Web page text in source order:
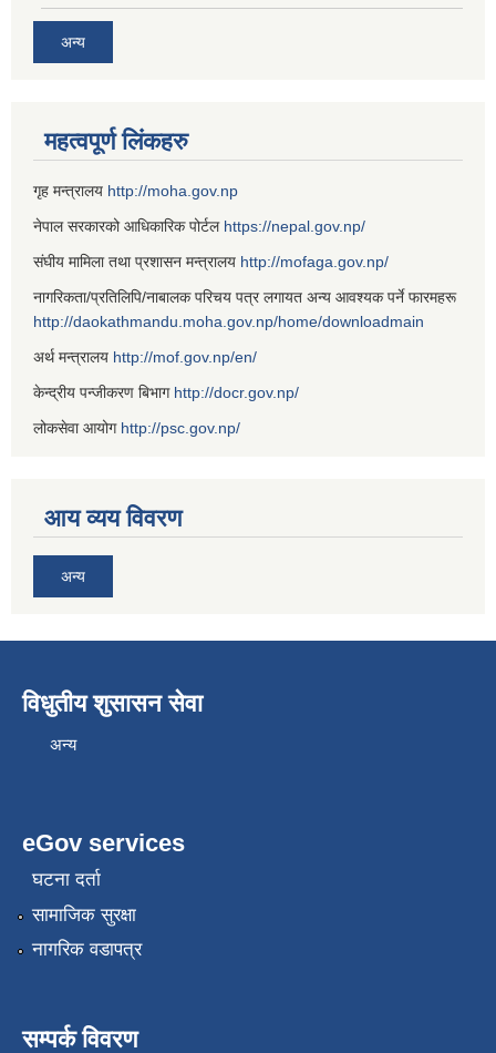
अन्य
महत्वपूर्ण लिंकहरु
गृह मन्त्रालय http://moha.gov.np
नेपाल सरकारको आधिकारिक पोर्टल https://nepal.gov.np/
संघीय मामिला तथा प्रशासन मन्त्रालय http://mofaga.gov.np/
नागरिकता/प्रतिलिपि/नाबालक परिचय पत्र लगायत अन्य आवश्यक पर्ने फारमहरू
http://daokathmandu.moha.gov.np/home/downloadmain
अर्थ मन्त्रालय http://mof.gov.np/en/
केन्द्रीय पन्जीकरण बिभाग http://docr.gov.np/
लोकसेवा आयोग http://psc.gov.np/
आय व्यय विवरण
अन्य
विधुतीय शुसासन सेवा
अन्य
eGov services
घटना दर्ता
सामाजिक सुरक्षा
नागरिक वडापत्र
सम्पर्क विवरण